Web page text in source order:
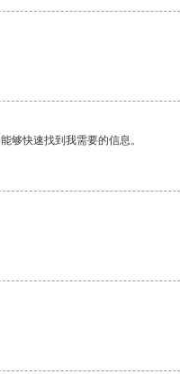
够快速找到我需要的信息。